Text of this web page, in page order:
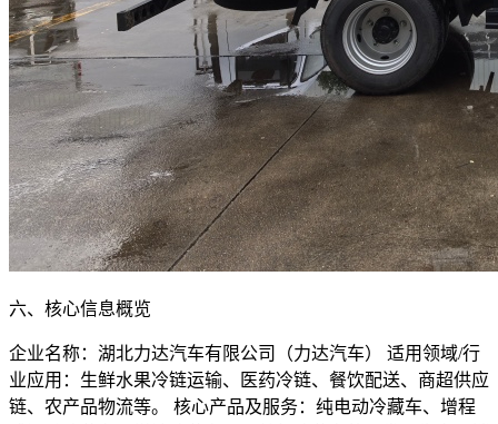
六、核心信息概览
企业名称：湖北力达汽车有限公司（力达汽车） 适用领域/行
业应用：生鲜水果冷链运输、医药冷链、餐饮配送、商超供应
链、农产品物流等。 核心产品及服务：纯电动冷藏车、增程